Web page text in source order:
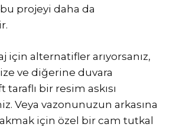
projeyi daha da
için alternatifler arıyorsanız,
ve diğerine duvara
taraflı bir resim askısı
Veya vazonunuzun arkasına
için özel bir cam tutkal